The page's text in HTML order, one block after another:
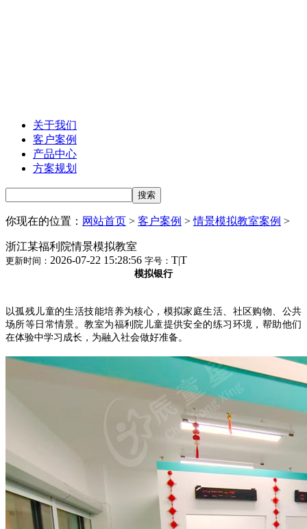
关于我们
客户案例
产品中心
方案规划
你现在的位置： 网站首页 > 客户案例 >情景模拟教室案例 >
浙江某福利院情景模拟教室
更新时间： 2026-07-22 15:28:56 字号： T|T
模拟银行
以孤残儿童的生活技能培养为核心，模拟家庭生活、社区购物、公共
场所等日常情景。教室为福利院儿童提供安全的练习环境，帮助他们
在体验中学习成长，为融入社会做好准备。